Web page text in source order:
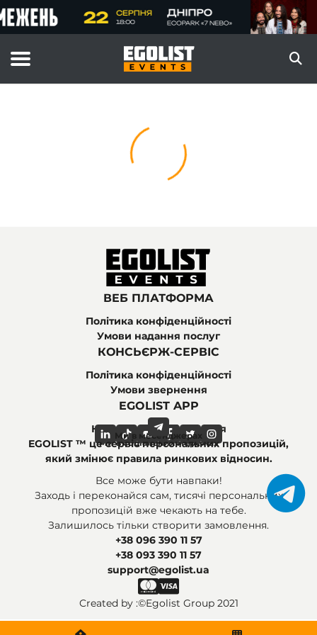
ВЕБ ПЛАТФОРМА
Політика конфіденційності
Умови надання послуг
КОНСЬЄРЖ-СЕРВІС
Політика конфіденційності
Умови звернення
EGOLIST APP
Найпоширеніші питання
Ми в соціальних мережах
Ми в месенджерах
EGOLIST ™ це сервіс персональних пропозицій,
який змінює правила ринкових відносин.
Все може бути навпаки!
Заходь і переконайся сам, тисячі персональних
пропозицій вже чекають на тебе.
Залишилось тільки створити замовлення.
+38 096 390 11 57
+38 093 390 11 57
support@egolist.ua
Created by :©Egolist Group 2021